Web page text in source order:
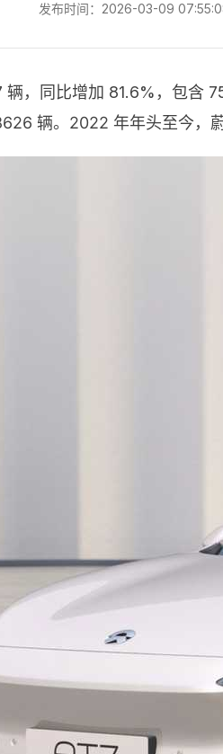
发布时间：2026-03-09
，同比增加 81.6%，包含
辆。2022 年年头至今，